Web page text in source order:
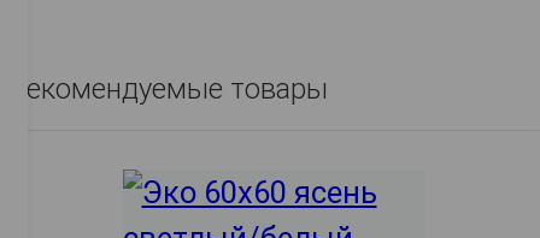
Рекомендуемые товары